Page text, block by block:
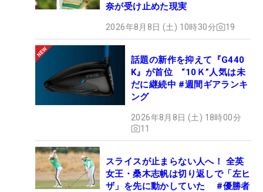
奈が受け止めた現実
2026年8月8日 (土) 10時30分 19
話題の新作を抑えて『G440
K』が首位 “10Ｋ”人気は未
だに継続中 #週間ギアランキ
ング
2026年8月8日 (土) 18時00分
11
スライスが止まらない人へ！ 全英
女王・桑木志帆は切り返しで「左ヒ
ザ」を先に動かしていた #優勝者